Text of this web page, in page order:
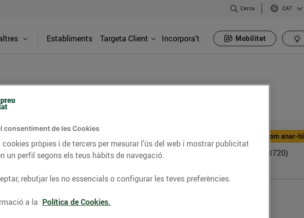
Cerca CAT
Establiments Targeta Client Incorpora't Mobilitat
P (Av Tarrag)
nostres benzineres 24h. A Esclatoil
els millors preus del mercat en
el descompte de 5 cèntims/litre
Com anar-hi
Av. Tarragona, 132-142 (08720)
consentiment de les Cookies
pròpies i de tercers per mesurar l’ús del web i mostrar publicitat
un perfil segons els teus hàbits de navegació.
rebutjar les no essencials o configurar les teves preferències.
a la Política de Cookies.